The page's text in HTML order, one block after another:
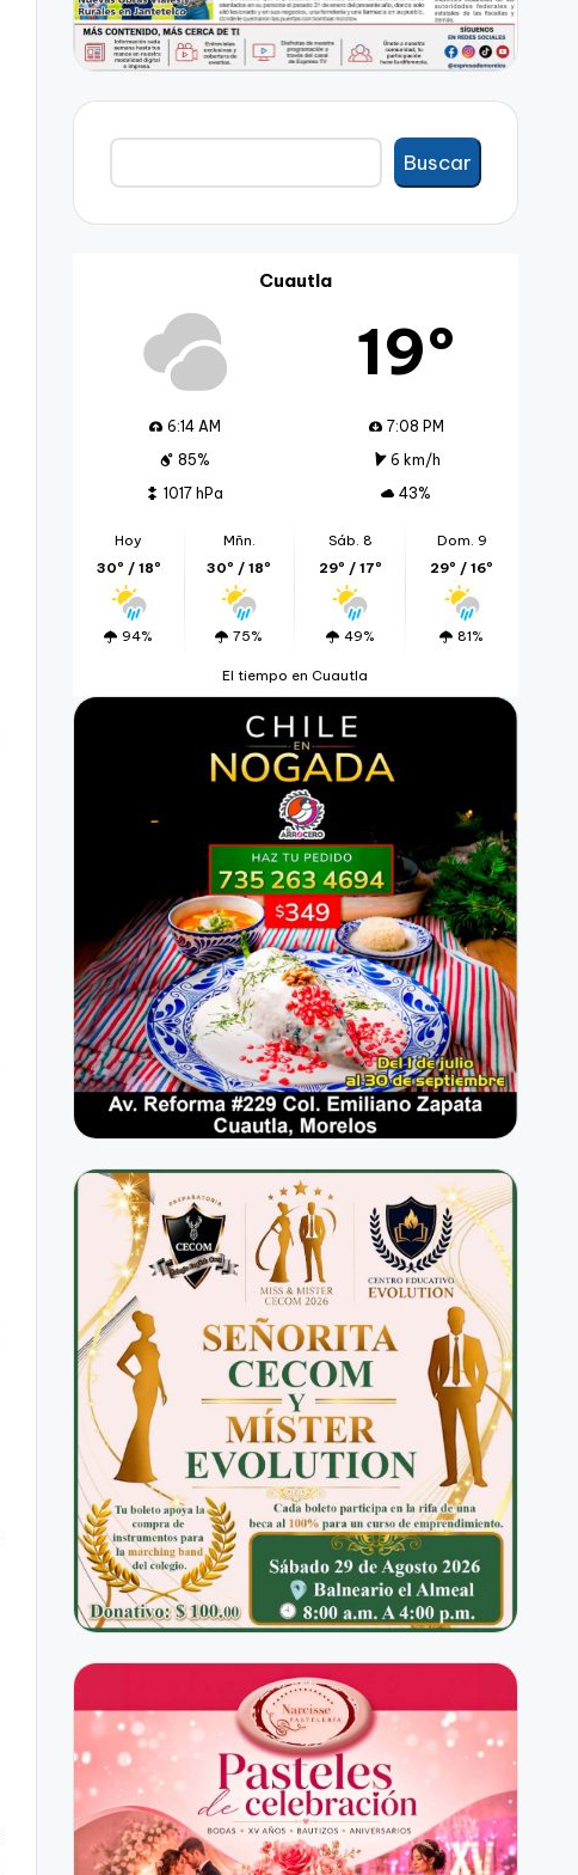
Buscar
Buscar
Cuautla
19º
6:14 AM
7:08 PM
85%
6 km/h
1017 hPa
43%
Hoy
30º / 18º
94%
Mñn.
30º / 18º
75%
Sáb. 8
29º / 17º
49%
Dom. 9
29º / 16º
81%
El tiempo en Cuautla